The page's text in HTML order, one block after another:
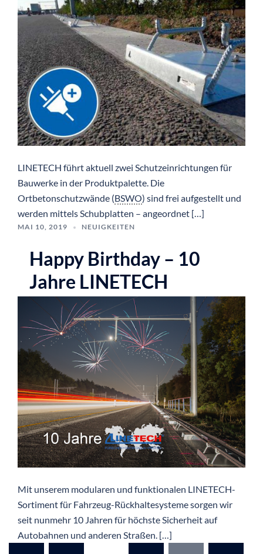
LINETECH führt aktuell zwei Schutzeinrichtungen für
Bauwerke in der Produktpalette. Die
Ortbetonschutzwände (BSWO) sind frei aufgestellt und
werden mittels Schubplatten – angeordnet […]
MAI 10, 2019 NEUIGKEITEN
Happy Birthday – 10
Jahre LINETECH
Mit unserem modularen und funktionalen LINETECH-
Sortiment für Fahrzeug-Rückhaltesysteme sorgen wir
seit nunmehr 10 Jahren für höchste Sicherheit auf
Autobahnen und anderen Straßen. […]